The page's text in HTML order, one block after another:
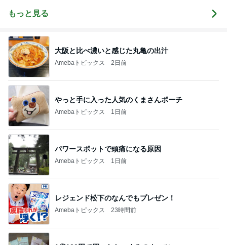
もっと見る
大阪と比べ濃いと感じた丸亀の出汁
Amebaトピックス 2日前
やっと手に入った人気のくまさんポーチ
Amebaトピックス 1日前
パワースポットで頭痛になる原因
Amebaトピックス 1日前
レジェンド松下のなんでもプレゼン！
Amebaトピックス 23時間前